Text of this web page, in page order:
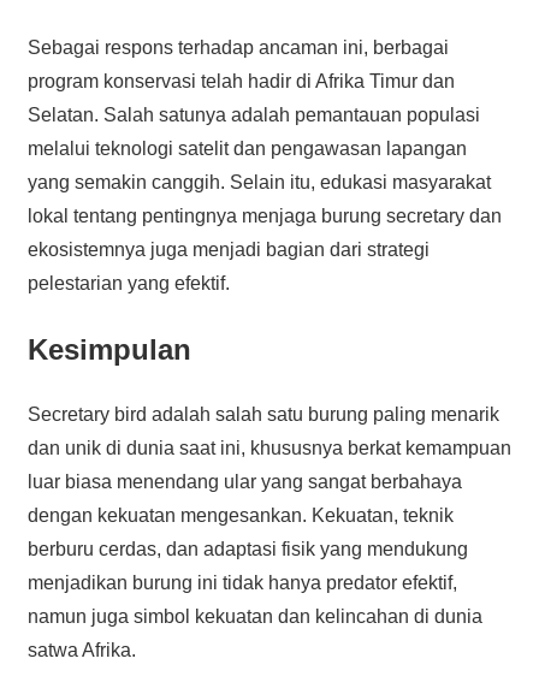
Sebagai respons terhadap ancaman ini, berbagai
program konservasi telah hadir di Afrika Timur dan
Selatan. Salah satunya adalah pemantauan populasi
melalui teknologi satelit dan pengawasan lapangan
yang semakin canggih. Selain itu, edukasi masyarakat
lokal tentang pentingnya menjaga burung secretary dan
ekosistemnya juga menjadi bagian dari strategi
pelestarian yang efektif.
Kesimpulan
Secretary bird adalah salah satu burung paling menarik
dan unik di dunia saat ini, khususnya berkat kemampuan
luar biasa menendang ular yang sangat berbahaya
dengan kekuatan mengesankan. Kekuatan, teknik
berburu cerdas, dan adaptasi fisik yang mendukung
menjadikan burung ini tidak hanya predator efektif,
namun juga simbol kekuatan dan kelincahan di dunia
satwa Afrika.